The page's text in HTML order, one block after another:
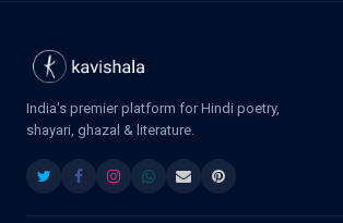
India's premier platform for Hindi poetry,
shayari, ghazal & literature.